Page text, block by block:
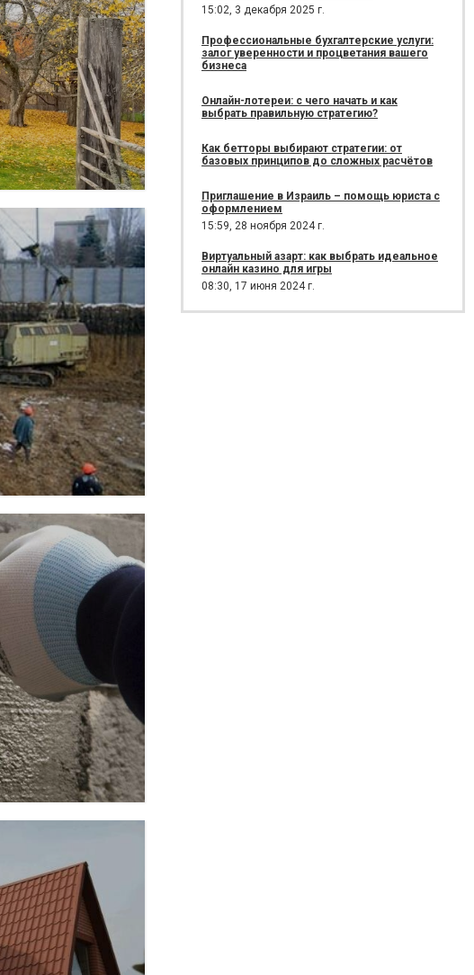
15:02, 3 декабря 2025 г.
Профессиональные бухгалтерские услуги:
залог уверенности и процветания вашего
бизнеса
Онлайн-лотереи: с чего начать и как
выбрать правильную стратегию?
Как бетторы выбирают стратегии: от
базовых принципов до сложных расчётов
Приглашение в Израиль – помощь юриста с
оформлением
15:59, 28 ноября 2024 г.
Виртуальный азарт: как выбрать идеальное
онлайн казино для игры
08:30, 17 июня 2024 г.